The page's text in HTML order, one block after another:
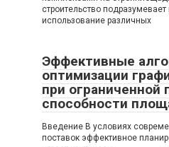
строительство
использование различных
Эффективные
оптимизации
при ограниченной
способности
Введение В условиях
поставок эффективное